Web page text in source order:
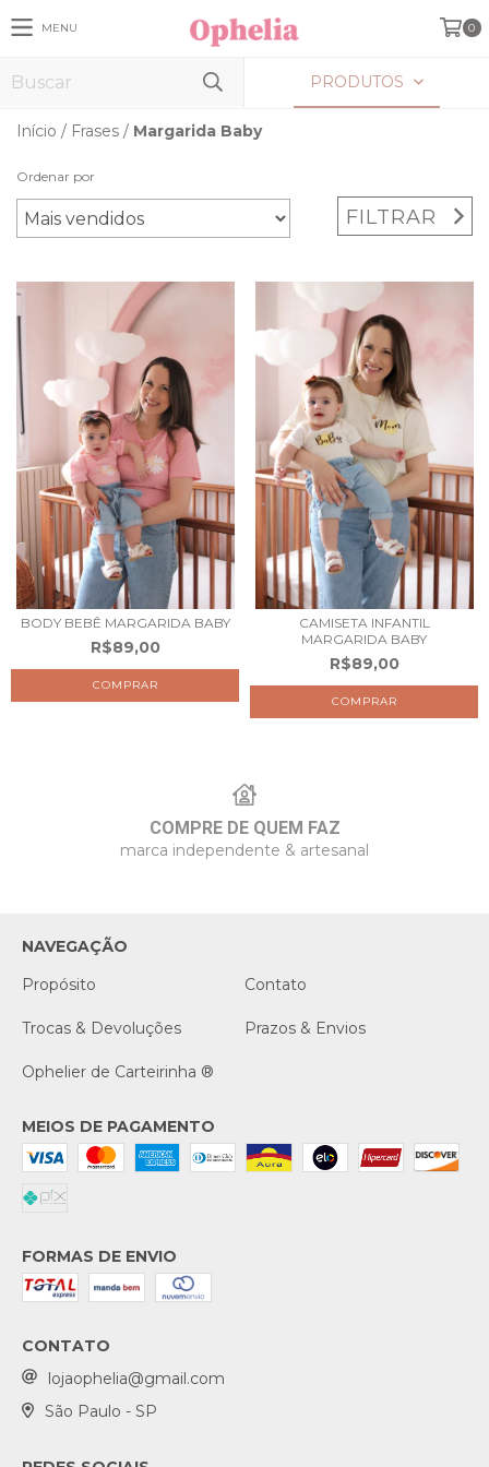
MENU 0
PRODUTOS
Início / Frases / Margarida Baby
Ordenar por
FILTRAR
BODY BEBÊ MARGARIDA BABY
R$89,00
COMPRAR
CAMISETA INFANTIL
MARGARIDA BABY
R$89,00
COMPRAR
COMPRE DE QUEM FAZ
marca independente & artesanal
NAVEGAÇÃO
Propósito
Contato
Trocas & Devoluções Prazos & Envios
Ophelier de Carteirinha ®
MEIOS DE PAGAMENTO
FORMAS DE ENVIO
CONTATO
lojaophelia@gmail.com
São Paulo - SP